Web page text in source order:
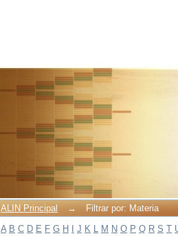
ALIN Principal →
Filtrar por: Materia
A B C D E F G H J K L M N O P Q R S T